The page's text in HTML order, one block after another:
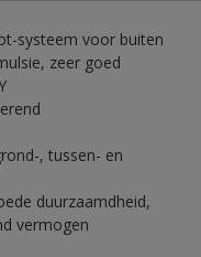
systeem voor buiten
zeer goed
, tussen- en
duurzaamdheid,
vermogen